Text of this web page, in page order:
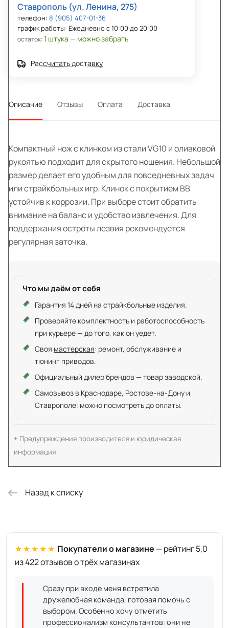
Ставрополь (ул. Ленина, 275)
телефон: 8 (905) 407-01-36
график работы: Ежедневно с 10:00 до 20:00
остаток:1 штука — можно забрать
Рассчитать доставку
Описание Отзывы Оплата Доставка
Компактный нож с клинком из стали VG10 и оливковой
рукоятью подходит для скрытого ношения. Небольшой
размер делает его удобным для повседневных задач
или страйкбольных игр. Клинок с покрытием BB
устойчив к коррозии. При выборе стоит обратить
внимание на баланс и удобство извлечения. Для
поддержания остроты лезвия рекомендуется
регулярная заточка.
Что мы даём от себя
Гарантия 14 дней на страйкбольные изделия.
Проверяйте комплектность и работоспособность
при курьере — до того, как он уедет.
Своя мастерская: ремонт, обслуживание и
тюнинг приводов.
Официальный дилер брендов — товар заводской.
Самовывоз в Краснодаре, Ростове-на-Дону и
Ставрополе: можно посмотреть до оплаты.
Предупреждения производителя и юридическая
информация
Назад к списку
★★★★★ Покупатели о магазине — рейтинг 5,0
из 422 отзывов о трёх магазинах
Сразу при входе меня встретила
дружелюбная команда, готовая помочь с
выбором. Особенно хочу отметить
профессионализм консультантов: они не